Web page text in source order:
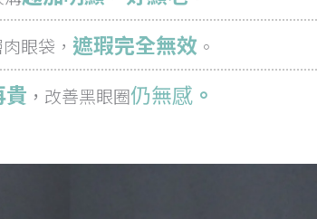
眼袋， 遮瑕完全無效 。
貴 ， 改善黑眼圈仍無感 。